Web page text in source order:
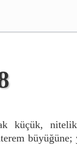
küçük,